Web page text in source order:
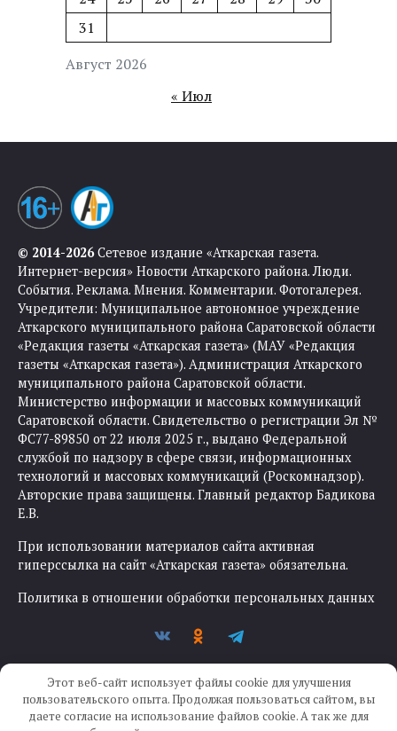
Август 2026
31
« Июл
© 2014-2026Сетевое издание «Аткарская газета.
Интернет-версия» Новости Аткарского района. Люди.
События. Реклама. Мнения. Комментарии. Фотогалерея.
Учредители: Муниципальное автономное учреждение
Аткарского муниципального района Саратовской области
«Редакция газеты «Аткарская газета» (МАУ «Редакция
газеты «Аткарская газета»). Администрация Аткарского
муниципального района Саратовской области.
Министерство информации и массовых коммуникаций
Саратовской области. Свидетельство о регистрации Эл №
ФС77-89850 от 22 июля 2025 г., выдано Федеральной
службой по надзору в сфере связи, информационных
технологий и массовых коммуникаций (Роскомнадзор).
Авторские права защищены. Главный редактор Бадикова
Е.В.
При использовании материалов сайта активная
гиперссылка на сайт «Аткарская газета» обязательна.
Политика в отношении обработки персональных данных
Этот веб-сайт использует файлы cookie для улучшения
пользовательского опыта. Продолжая пользоваться сайтом, вы
даете согласие на использование файлов cookie. А так же для